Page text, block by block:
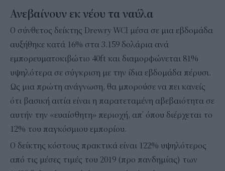
Ανεβαίνουν εκ νέου τα ναύλα
Ο σύνθετος δείκτης Drewry WCI μέσα σε μια εβδομάδα
αυξήθηκε κατά 16% στα 3.159 δολάρια ανά
εμπορευματοκιβώτιο 40ft και διαμορφώνεται 81%
υψηλότερα σε σύγκριση με την ίδια εβδομάδα πέρυσι.
Ως μια πρώτη ανάγνωση, θα μπορούσε να πει κανείς
ότι βασική αιτία είναι η παρατεταμένη αβεβαιότητα σε
αυτήν την «ευαίσθητη» περιοχή, απ’ όπου διέρχεται το
12% του παγκόσμιου εμπορίου.
Ο δείκτης κόστους πρακτικά είναι 122% υψηλότερος
από τις μέσες τιμές του 2019 (προ πανδημίας) των